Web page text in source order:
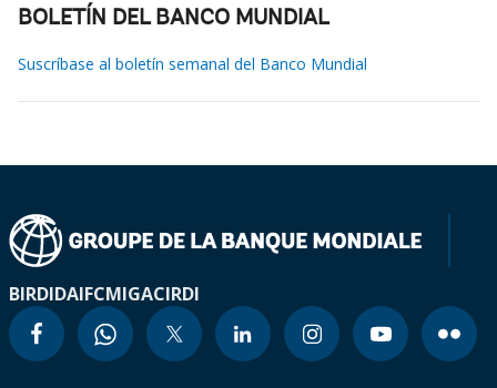
BOLETÍN DEL BANCO MUNDIAL
Suscríbase al boletín semanal del Banco Mundial
BIRDIDAIFCMIGACIRDI